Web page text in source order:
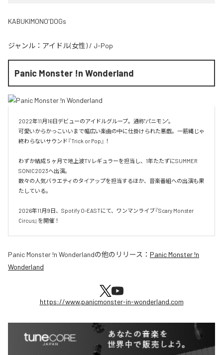
KABUKIMONO'DOGs
ジャンル： アイドル(女性) / J-Pop
Panic Monster !n Wonderland
2022年11月16日デビューのアイドルグループ。通称"パニモン"。
可愛いからかっこいいまで幅広い楽曲の中に仕掛けられた悪戯。一筋縄じゃ
終わらないサウンド『Trick or Pop』！
わずか結成５ヶ月で地上波TVレギュラーを担当し、1年たたずにSUMMER
SONIC2023へ出演。
数々の人気バラエティのタイアップを担当するほか、音楽番組への出演も果
たしている。
2026年11月9日、Spotify O-EASTにて、ワンマンライブ『Scary Monster
Circus』を開催！
Panic Monster !n Wonderlandの他のリリース： Panic Monster !n
Wonderland
https://www.panicmonster-in-wonderland.com